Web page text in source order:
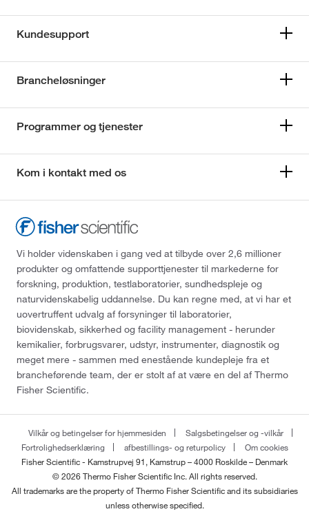
Kundesupport
Brancheløsninger
Programmer og tjenester
Kom i kontakt med os
Vi holder videnskaben i gang ved at tilbyde over 2,6 millioner
produkter og omfattende supporttjenester til markederne for
forskning, produktion, testlaboratorier, sundhedspleje og
naturvidenskabelig uddannelse. Du kan regne med, at vi har et
uovertruffent udvalg af forsyninger til laboratorier,
biovidenskab, sikkerhed og facility management - herunder
kemikalier, forbrugsvarer, udstyr, instrumenter, diagnostik og
meget mere - sammen med enestående kundepleje fra et
brancheførende team, der er stolt af at være en del af Thermo
Fisher Scientific.
Vilkår og betingelser for hjemmesiden
Salgsbetingelser og -vilkår
Fortrolighedserklæring
afbestillings- og returpolicy
Om cookies
Fisher Scientific - Kamstrupvej 91, Kamstrup – 4000 Roskilde – Denmark
© 2026 Thermo Fisher Scientific Inc. All rights reserved.
All trademarks are the property of Thermo Fisher Scientific and its subsidiaries
unless otherwise specified.